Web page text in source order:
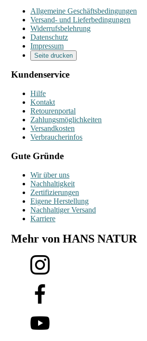
Allgemeine Geschäftsbedingungen
Versand- und Lieferbedingungen
Widerrufsbelehrung
Datenschutz
Impressum
Seite drucken
Kundenservice
Hilfe
Kontakt
Retourenportal
Zahlungsmöglichkeiten
Versandkosten
Verbraucherinfos
Gute Gründe
Wir über uns
Nachhaltigkeit
Zertifizierungen
Eigene Herstellung
Nachhaltiger Versand
Karriere
Mehr von HANS NATUR